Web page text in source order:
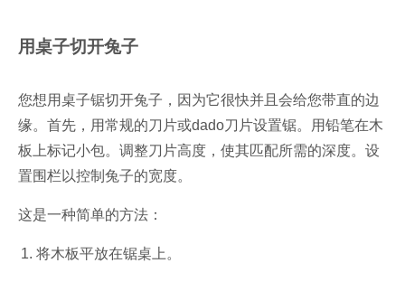
用桌子切开兔子
您想用桌子锯切开兔子，因为它很快并且会给您带直的边
缘。首先，用常规的刀片或dado刀片设置锯。用铅笔在木
板上标记小包。调整刀片高度，使其匹配所需的深度。设
置围栏以控制兔子的宽度。
这是一种简单的方法：
将木板平放在锯桌上。